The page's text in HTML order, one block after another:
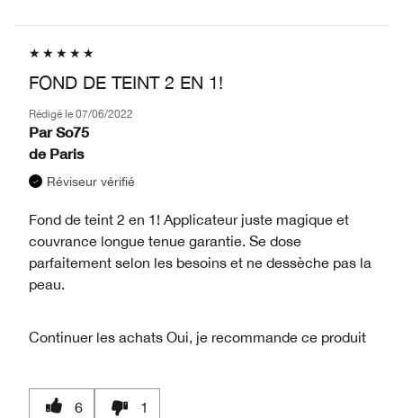
FOND DE TEINT 2 EN 1!
Rédigé le 07/06/2022
Par So75
de Paris
Réviseur vérifié
Fond de teint 2 en 1! Applicateur juste magique et
couvrance longue tenue garantie. Se dose
parfaitement selon les besoins et ne dessèche pas la
peau.
Continuer les achats Oui, je recommande ce produit
6 1